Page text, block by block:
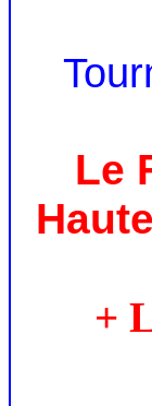
Le
+